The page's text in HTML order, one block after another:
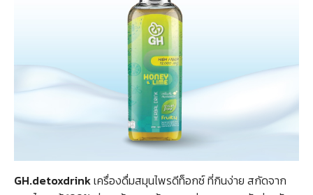
GH.detoxdrinkเครื่องดื่มสมุนไพรดีท็อกซ์ ที่กินง่าย สกัดจาก